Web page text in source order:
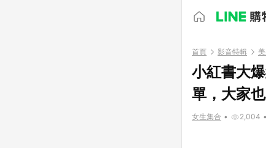
首頁 影音特輯
小紅書大
單，大家
女生集合 • 2,004 •